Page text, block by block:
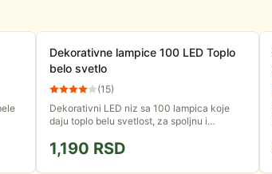
Dekorativne lampice 100 LED Toplo
belo svetlo
(15)
Dekorativni LED niz sa 100 lampica koje
daju toplo belu svetlost, za spoljnu i
način rada - talasanje,...
1,190 RSD